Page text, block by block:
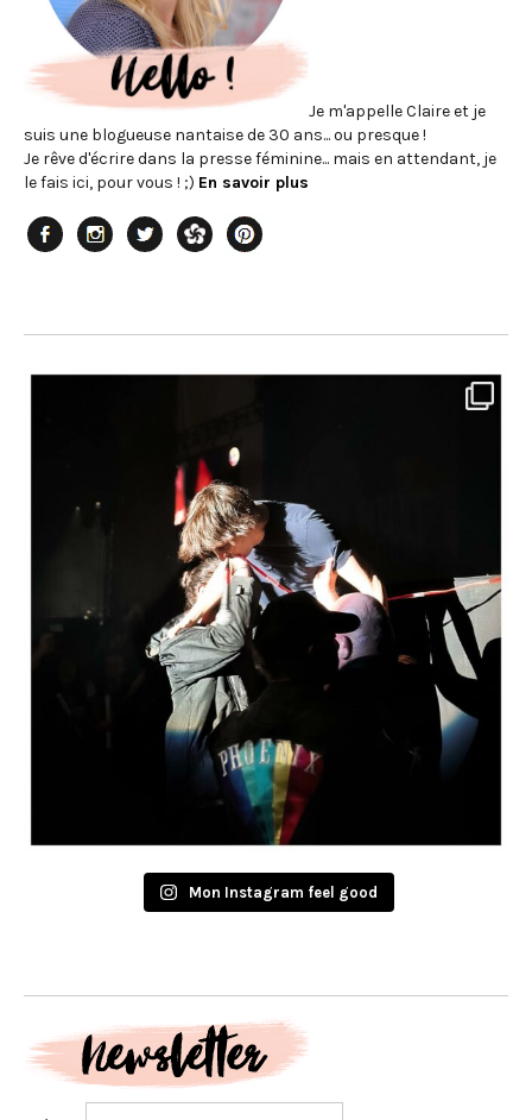
Je m'appelle Claire et je
suis une blogueuse nantaise de 30 ans... ou presque !
Je rêve d'écrire dans la presse féminine... mais en attendant, je
le fais ici, pour vous ! ;) En savoir plus
Mon Instagram feel good